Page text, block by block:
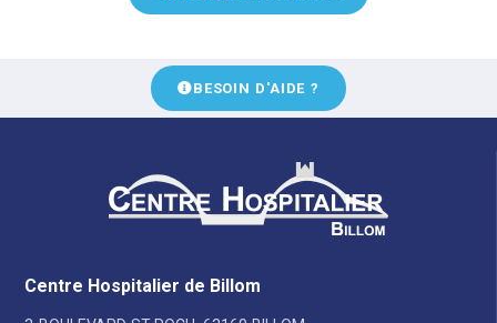
BESOIN D'AIDE ?
Centre Hospitalier de Billom